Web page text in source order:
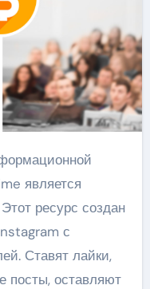
является
ресурс создан
с
Ставят лайки,
посты, оставляют